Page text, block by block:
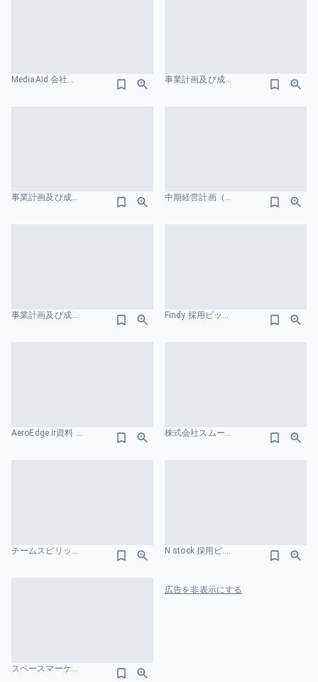
MediaAid 会社紹介資料 フローのスライドデザイン 事業計画及び成長可能性に関する事項 株式会社リベロ イラストのスライドデザイン
事業計画及び成長可能性に関する 事項の開示 株式会社和心 ターゲット市場のスライドデザイン 中期経営計画（VISION 2030） 株式会社INFORICH イラストのスライドデザイン
事業計画及び成長可能性に関する説明資料 株式会社JMC 棒グラフのスライドデザイン Findy 採用ピッチ資料 図解のスライドデザイン
AeroEdge ir資料 業績のスライドデザイン 株式会社スムーズ会社紹介資料／Smooth COMPANY DECK 市場規模のスライドデザイン
チームスピリット ターゲット市場のスライドデザイン N stock 採用ピッチ資料 ターゲット市場のスライドデザイン
スペースマーケット ターゲット市場のスライドデザイン
広告を非表示にする